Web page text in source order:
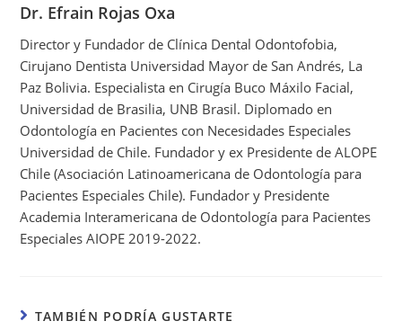
Dr. Efrain Rojas Oxa
Director y Fundador de Clínica Dental Odontofobia,
Cirujano Dentista Universidad Mayor de San Andrés, La
Paz Bolivia. Especialista en Cirugía Buco Máxilo Facial,
Universidad de Brasilia, UNB Brasil. Diplomado en
Odontología en Pacientes con Necesidades Especiales
Universidad de Chile. Fundador y ex Presidente de ALOPE
Chile (Asociación Latinoamericana de Odontología para
Pacientes Especiales Chile). Fundador y Presidente
Academia Interamericana de Odontología para Pacientes
Especiales AIOPE 2019-2022.
TAMBIÉN PODRÍA GUSTARTE